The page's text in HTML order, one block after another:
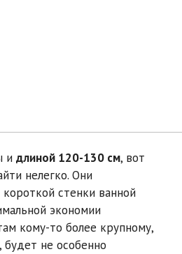
и длиной 120-130 см, вот
нелегко. Они
стенки ванной
экономии
кому-то более крупному,
не особенно